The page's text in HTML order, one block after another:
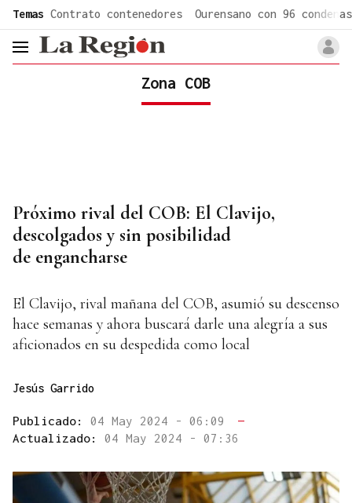
Temas Contrato contenedores Ourensano con 96 condenas
header.menu.open
Zona COB
Próximo rival del COB: El Clavijo,
descolgados y sin posibilidad
de engancharse
El Clavijo, rival mañana del COB, asumió su descenso
hace semanas y ahora buscará darle una alegría a sus
aficionados en su despedida como local
Jesús Garrido
Publicado: 04 May 2024 - 06:09
—
Actualizado: 04 May 2024 - 07:36